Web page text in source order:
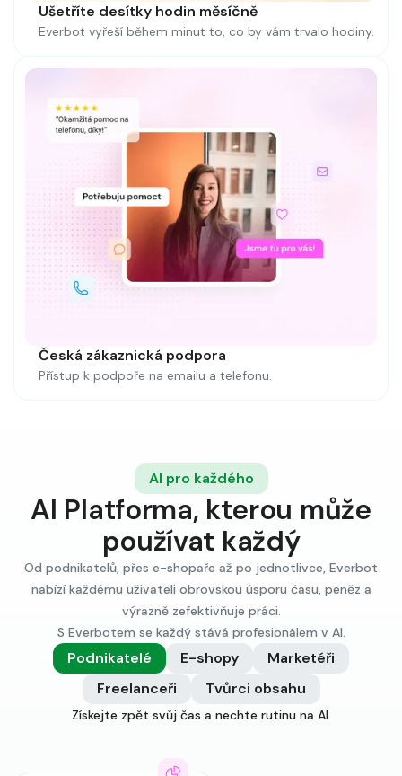
Ušetříte desítky hodin měsíčně
Everbot vyřeší během minut to, co by vám trvalo hodiny.
Česká zákaznická podpora
Přístup k podpoře na emailu a telefonu.
AI pro každého
AI Platforma, kterou může
používat každý
Od podnikatelů, přes e-shopaře až po jednotlivce, Everbot
nabízí každému uživateli obrovskou úsporu času, peněz a
výrazně zefektivňuje práci.
S Everbotem se každý stává profesionálem v AI.
Podnikatelé E-shopy
Marketéři
Freelanceři
Tvůrci obsahu
Získejte zpět svůj čas a nechte rutinu na AI.